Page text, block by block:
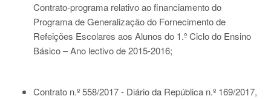
Contrato-programa relativo ao financiamento do
Programa de Generalização do Fornecimento de
Refeições Escolares aos Alunos do 1.º Ciclo do Ensino
Básico – Ano lectivo de 2015-2016;
Contrato n.º 558/2017 - Diário da República n.º 169/2017,